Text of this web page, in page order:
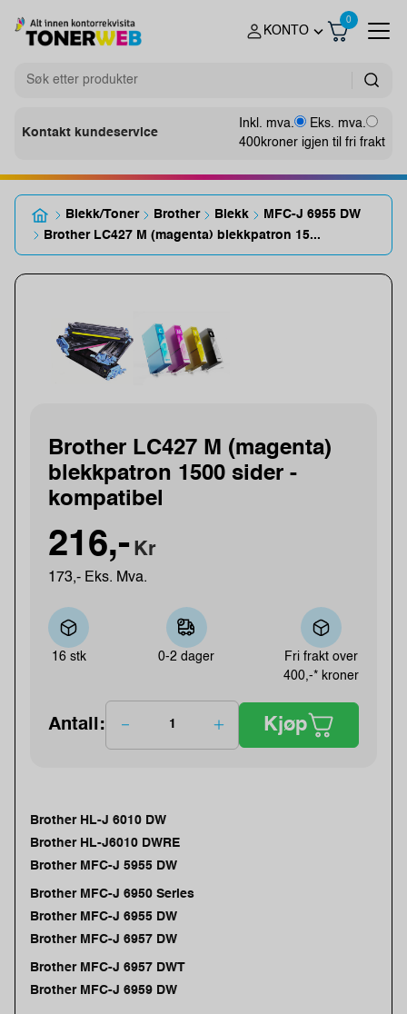
KONTO
0
Kontakt kundeservice
Inkl. mva.
Eks. mva.
400kroner igjen til fri frakt
Blekk/Toner Brother Blekk
MFC-J 6955 DW
Brother LC427 M (magenta) blekkpatron 15...
Brother LC427 M (magenta)
blekkpatron 1500 sider -
kompatibel
216,- Kr
173,- Eks. Mva.
16 stk 0-2 dager
Fri frakt over
400,-* kroner
Antall: Kjøp
Brother HL-J 6010 DW
Brother HL-J6010 DWRE
Brother MFC-J 5955 DW
Brother MFC-J 6950 Series
Brother MFC-J 6955 DW
Brother MFC-J 6957 DW
Brother MFC-J 6957 DWT
Brother MFC-J 6959 DW